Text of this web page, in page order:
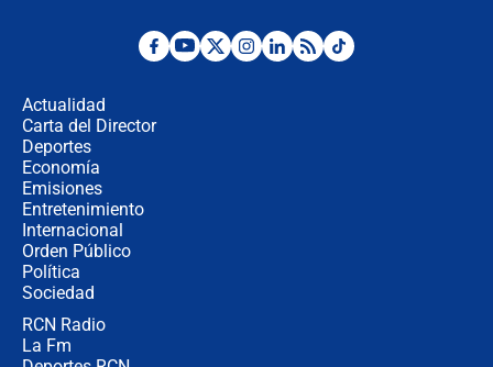
Posesión de Abelardo De La Espriella
Actualidad
Carta del Director
Deportes
Economía
Emisiones
Entretenimiento
Internacional
Orden Público
Política
Sociedad
RCN Radio
La Fm